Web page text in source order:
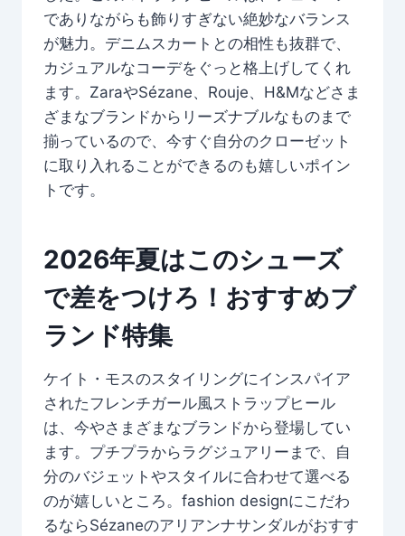
でありながらも飾りすぎない絶妙なバランス
が魅力。デニムスカートとの相性も抜群で、
カジュアルなコーデをぐっと格上げしてくれ
ます。ZaraやSézane、Rouje、H&Mなどさま
ざまなブランドからリーズナブルなものまで
揃っているので、今すぐ自分のクローゼット
に取り入れることができるのも嬉しいポイン
トです。
2026年夏はこのシューズ
で差をつけろ！おすすめブ
ランド特集
ケイト・モスのスタイリングにインスパイア
されたフレンチガール風ストラップヒール
は、今やさまざまなブランドから登場してい
ます。プチプラからラグジュアリーまで、自
分のバジェットやスタイルに合わせて選べる
のが嬉しいところ。fashion designにこだわ
るならSézaneのアリアンナサンダルがおすす